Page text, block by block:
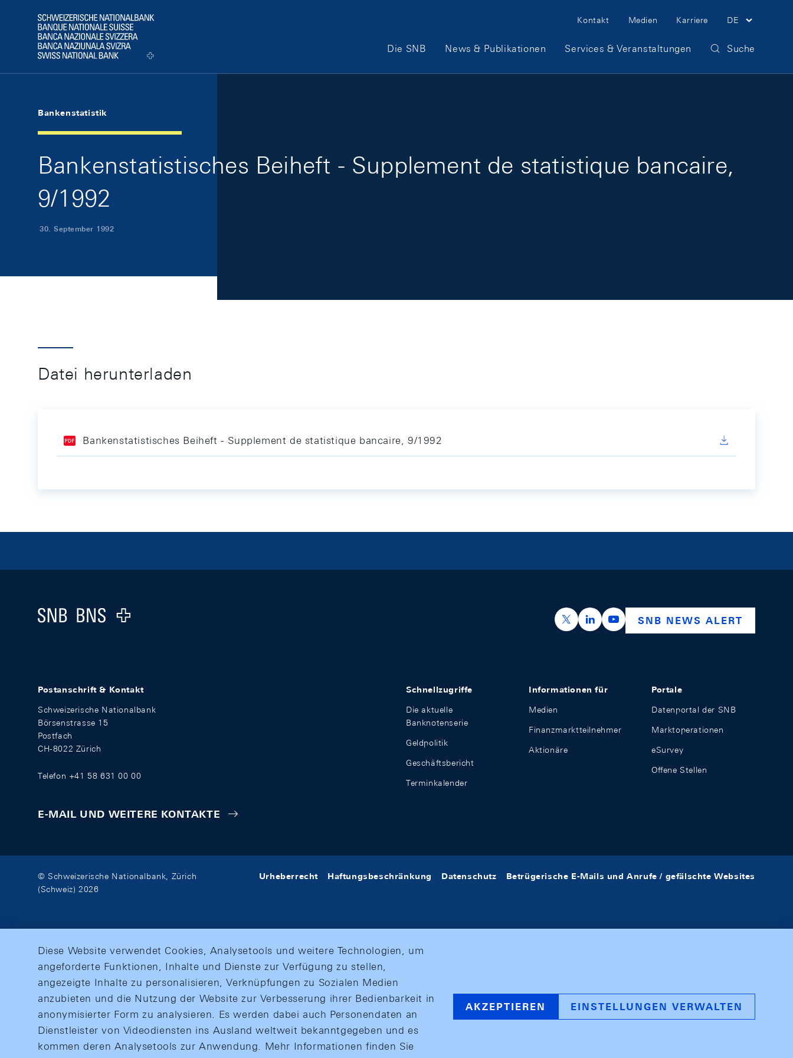
Logo
Meta Navigation
Kontakt Medien Karriere DE
Hauptnavigation
Die SNB News & Publikationen Services & Veranstaltungen Suche
Bankenstatistik
Bankenstatistisches Beiheft - Supplement de statistique bancaire,
9/1992
30. September 1992
Datei herunterladen
Bankenstatistisches Beiheft - Supplement de statistique bancaire, 9/1992
Logo
https://x.com/snb_bns
https://ch.linkedin.com/company/swiss-
https://www.youtube.com/
SNB NEWS ALERT
Postanschrift & Kontakt
Schweizerische Nationalbank
Börsenstrasse 15
Postfach
CH-8022 Zürich
Telefon +41 58 631 00 00
E-MAIL UND WEITERE KONTAKTE
Schnellzugriffe
Die aktuelle
Banknotenserie
Geldpolitik
Geschäftsbericht
Terminkalender
Informationen für
Medien
Finanzmarktteilnehmer
Aktionäre
Portale
Datenportal der SNB
Marktoperationen
eSurvey
Offene Stellen
© Schweizerische Nationalbank, Zürich
(Schweiz) 2026
Urheberrecht Haftungsbeschränkung Datenschutz Betrügerische E-Mails und Anrufe / gefälschte Websites
Diese Website verwendet Cookies, Analysetools und weitere Technologien, um
angeforderte Funktionen, Inhalte und Dienste zur Verfügung zu stellen,
angezeigte Inhalte zu personalisieren, Verknüpfungen zu Sozialen Medien
anzubieten und die Nutzung der Website zur Verbesserung ihrer Bedienbarkeit in
anonymisierter Form zu analysieren. Es werden dabei auch Personendaten an
Dienstleister von Videodiensten ins Ausland weltweit bekanntgegeben und es
kommen deren Analysetools zur Anwendung. Mehr Informationen finden Sie
AKZEPTIEREN EINSTELLUNGEN VERWALTEN